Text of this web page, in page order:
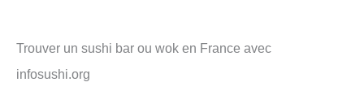
Trouver un sushi bar ou wok en France avec
infosushi.org